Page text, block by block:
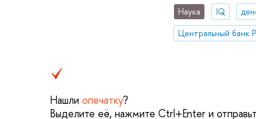
Наука IQ
Центральный банк
Нашли опечатку?
Выделите её, нажмите Ctrl+Enter и